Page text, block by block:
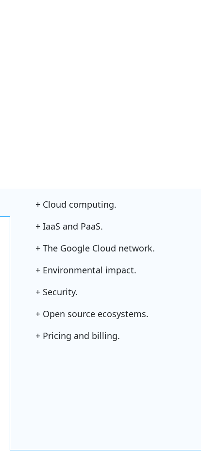
+ Cloud computing.
+ IaaS and PaaS.
+ The Google Cloud network.
+ Environmental impact.
+ Security.
+ Open source ecosystems.
+ Pricing and billing.